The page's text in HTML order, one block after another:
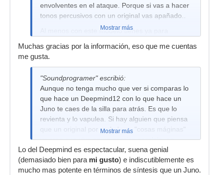
envolventes en el ataque. Porque si vas a hacer
tonos percusivos con un original vas apañado..
Al menos con este modelo tienes ya para
envolventes y mas.
Mostrar más
Muchas gracias por la información, eso que me cuentas
me gusta.
"Soundprogramer" escribió:
Aunque no tenga mucho que ver si comparas lo
que hace un Deepmind12 con lo que hace un
Juno te caes de la silla para atrás. Es que lo
revienta y lo vapulea. Si hay alguien que piensa
que un original por serlo hace "cosas máginas"
yo creo que vive en un paraiso paralelo, en
serio.
Mostrar más
Lo del Deepmind es espectacular, suena genial
(demasiado bien para mi gusto) e indiscutiblemente es
mucho mas potente en términos de síntesis que un Juno.